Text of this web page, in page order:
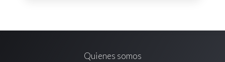
Quienes somos